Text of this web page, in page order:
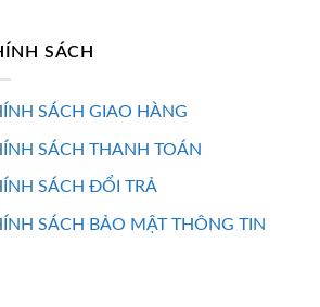
SÁCH
SÁCH GIAO HÀNG
SÁCH THANH TOÁN
SÁCH ĐỔI TRẢ
SÁCH BẢO MẬT THÔNG TIN